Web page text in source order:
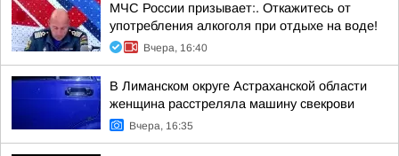
МЧС России призывает:. Откажитесь от
употребления алкоголя при отдыхе на воде!
Вчера, 16:40
В Лиманском округе Астраханской области
женщина расстреляла машину свекрови
Вчера, 16:35